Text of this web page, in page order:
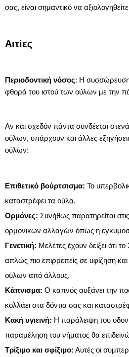
σας, είναι σημαντικό να
Αιτίες
Περιοδοντική νόσος: Η συσσώρευση
φθορά του ιστού των ούλων με την
Αν και σχεδόν πάντα συνδέεται
ούλων, υπάρχουν και άλλες
ούλων:
Επιθετικό βούρτσισμα: Το
καταστρέφει τα ούλα.
Ορμόνες: Συνήθως παρατηρείται
ορμονικών αλλαγών όπως η
Γενετική: Μελέτες έχουν δείξει ότι
απλώς πιο επιρρεπείς σε υφίζηση
ούλων από άλλους.
Κάπνισμα: Ο καπνός αυξάνει την
κολλάει στα δόντια σας και
Κακή υγιεινή: Η παράλειψη του
παραμέληση του νήματος θα
Τρίξιμο και σφίξιμο: Αυτές οι